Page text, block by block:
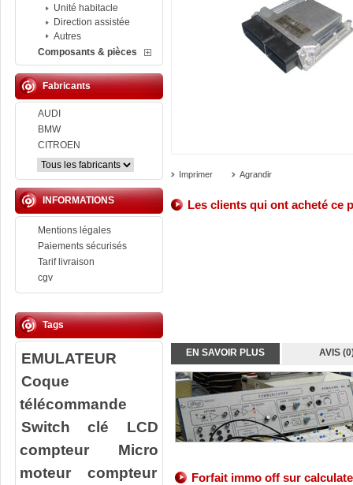
Unité habitacle
Direction assistée
Autres
Composants & pièces
Fabricants
AUDI
BMW
CITROEN
INFORMATIONS
Mentions légales
Paiements sécurisés
Tarif livraison
cgv
Tags
EMULATEUR
Coque
télécommande
Switch clé
LCD
compteur
Micro
moteur compteur
Imprimer Agrandir
Les clients qui ont acheté ce
EN SAVOIR PLUS AVIS
Forfait immo off sur